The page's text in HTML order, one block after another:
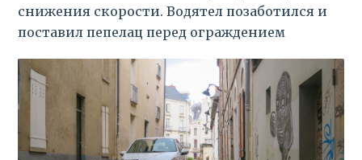
снижения скорости. Водятел позаботился и
поставил пепелац перед ограждением